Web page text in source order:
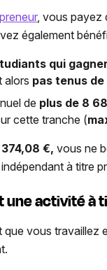
, vous payez
également
qui
alors pas tenus
de plus de 8
cette tranche (
374,08 €, vous ne
à titre
une activité à
vous travaillez